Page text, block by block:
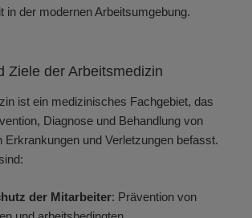
in der modernen Arbeitsumgebung.
Ziele der Arbeitsmedizin
ist ein medizinisches Fachgebiet, das
Diagnose und Behandlung von
Erkrankungen und Verletzungen befasst.
der Mitarbeiter: Prävention von